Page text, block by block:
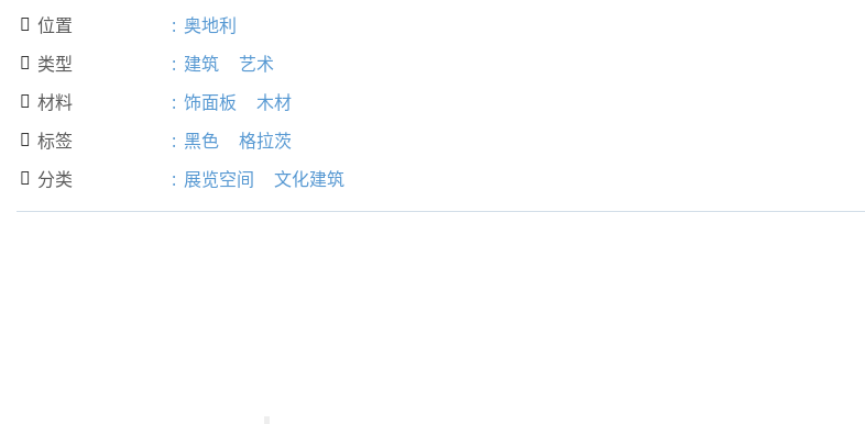
 位置 : 奥地利
 类型 : 建筑 艺术
 材料 : 饰面板 木材
 标签 : 黑色 格拉茨
 分类 : 展览空间 文化建筑